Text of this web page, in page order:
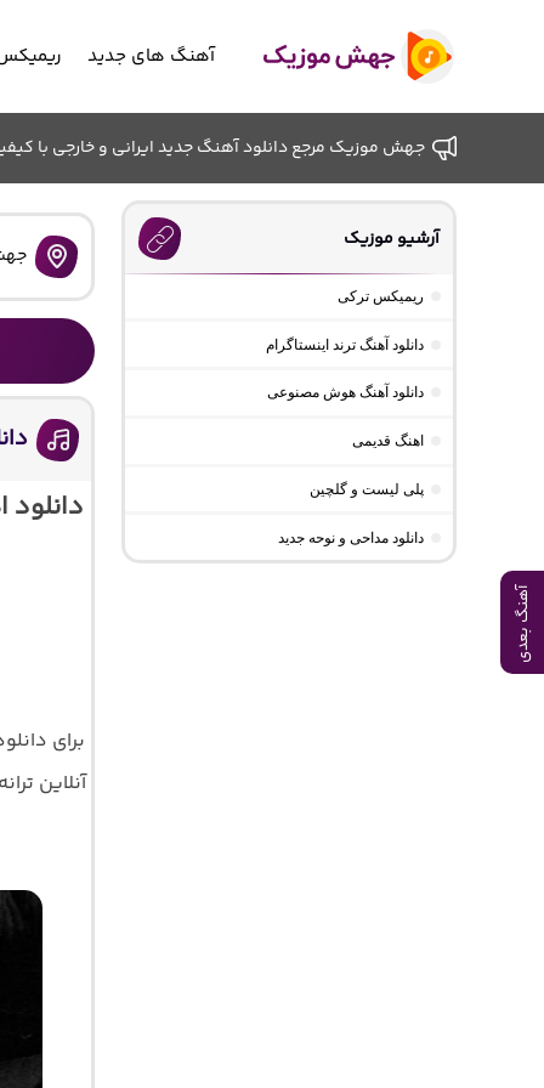
آهنگ بعدی
آهنگ های جدید
جهش موزیک مرجع دانلود آهنگ جدید ایرانی و خارجی با
برای
آنلاین
آرشیو موزیک
ریمیکس ترکی
دانلود آهنگ ترند اینستاگرام
دانلود آهنگ هوش مصنوعی
اهنگ قدیمی
پلی لیست و گلچین
دانلود مداحی و نوحه جدید